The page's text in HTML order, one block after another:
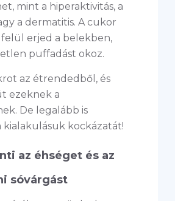
mint a hiperaktivitás, a
a dermatitis. A cukor
erjed a belekben,
puffadást okoz.
az étrendedből, és
ezeknek a
De legalább is
kialakulásuk kockázatát!
az éhséget és az
sóvárgást